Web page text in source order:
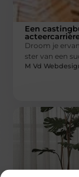
Een
Droom je
ster van een
M Vd